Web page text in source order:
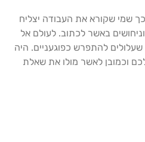
כך שמי שקורא את העבודה יצליח
באשר לכתוב. לעולם אל
שעלולים להתפרש כפוגעניים. היה
וכמובן לאשר מולו את שאלת